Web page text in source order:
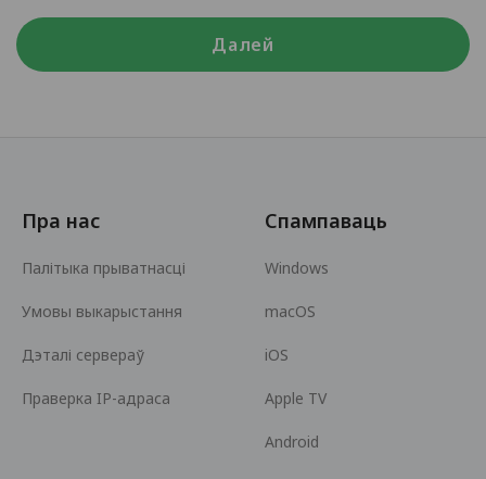
Далей
Пра нас
Палітыка прыватнасці
Умовы выкарыстання
Дэталі сервераў
Праверка IP-адраса
Спампаваць
Windows
macOS
iOS
Apple TV
Android